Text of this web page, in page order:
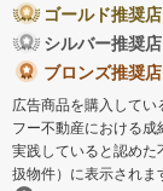
ゴールド推奨店
シルバー推奨店
ブロンズ推奨店
広告商品を購入して
フー不動産における
実践していると認め
扱物件）に表示されま